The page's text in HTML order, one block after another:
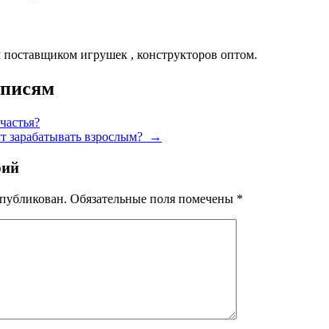
игрушек , конструкторов оптом.
зарабатывать взрослым?
→
Обязательные поля помечены *